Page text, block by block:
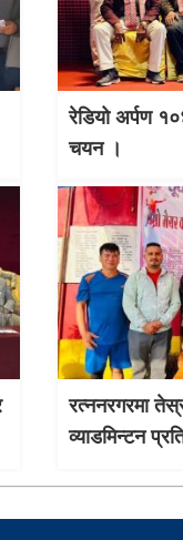
रेडियो अर्पण
चयन ।
रत्ननरगरमा
व्याडमिन्टन